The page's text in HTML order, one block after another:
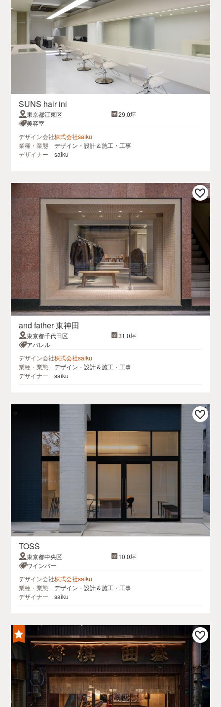
SUNS hair ini
東京都江東区
29.0坪
美容室
デザイン会社株式会社saiku
業種・業態
デザイン・設計＆施工・工事
デザイナー
saiku
and father 東神田
東京都千代田区
31.0坪
アパレル
デザイン会社株式会社saiku
業種・業態
デザイン・設計＆施工・工事
デザイナー
saiku
TOSS
東京都中央区
10.0坪
ワインバー
デザイン会社株式会社saiku
業種・業態
デザイン・設計＆施工・工事
デザイナー
saiku